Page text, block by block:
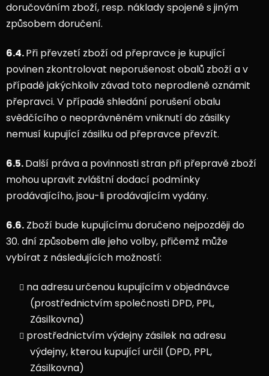
doručováním zboží, resp. náklady spojené s jiným
způsobem doručení.
6.4.Při převzetí zboží od přepravce je kupující
povinen zkontrolovat neporušenost obalů zboží a v
případě jakýchkoliv závad toto neprodleně oznámit
přepravci. V případě shledání porušení obalu
svědčícího o neoprávněném vniknutí do zásilky
nemusí kupující zásilku od přepravce převzít.
6.5.Další práva a povinnosti stran při přepravě zboží
mohou upravit zvláštní dodací podmínky
prodávajícího, jsou-li prodávajícím vydány.
6.6. Zboží bude kupujícímu doručeno nejpozději do
30. dní způsobem dle jeho volby, přičemž může
vybírat z následujících možností:
na adresu určenou kupujícím v objednávce
(prostřednictvím společnosti DPD, PPL,
Zásilkovna)
prostřednictvím výdejny zásilek na adresu
výdejny, kterou kupující určil (DPD, PPL,
Zásilkovna)